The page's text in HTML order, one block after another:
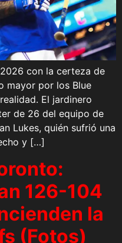
con la certeza de
mayor por los Blue
El jardinero
de 26 del equipo de
Lukes, quién sufrió una
y […]
126-104
la
(Fotos)